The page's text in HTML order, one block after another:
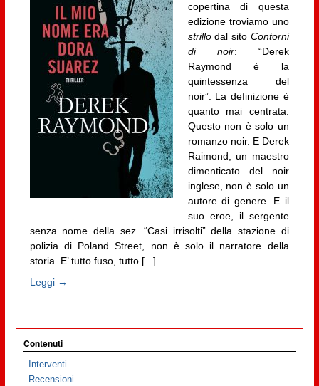
copertina di questa
edizione troviamo uno
strillodal sito Contorni
di noir: “Derek
Raymond è la
quintessenza del
noir”. La definizione è
quanto mai centrata.
Questo non è solo un
romanzo noir. E Derek
Raimond, un maestro
dimenticato del noir
inglese, non è solo un
autore di genere. E il
suo eroe, il sergente
senza nome della sez. “Casi irrisolti” della stazione di
polizia di Poland Street, non è solo il narratore della
storia. E’ tutto fuso, tutto [...]
Leggi →
Contenuti
Interventi
Recensioni